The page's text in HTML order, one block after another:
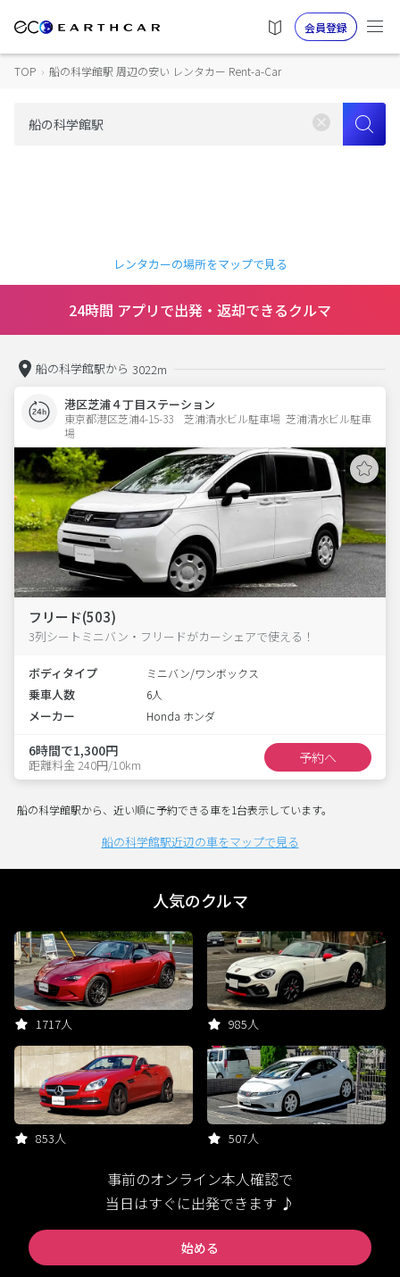
会員登録
TOP › 船の科学館駅 周辺の安い レンタカー Rent-a-Car
レンタカーの場所をマップで見る
24時間 アプリで出発・返却できるクルマ
船の科学館駅から 3022m
港区芝浦４丁目ステーション
東京都港区芝浦4-15-33　芝浦清水ビル駐車場  芝浦清水ビル駐車
場
フリード(503)
3列シートミニバン・フリードがカーシェアで使える！
ボディタイプ ミニバン/ワンボックス
乗車人数 6人
メーカー Honda ホンダ
6時間で1,300円
距離料金 240円/10km 予約へ
船の科学館駅から、近い順に予約できる車を1台表示しています。
船の科学館駅近辺の車をマップで見る
人気のクルマ
1717人 985人
853人 507人
事前のオンライン本人確認で
当日はすぐに出発できます ♪
始める